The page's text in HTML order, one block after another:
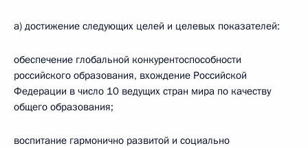
а) достижение следующих целей и целевых показателей:
обеспечение глобальной конкурентоспособности
российского образования, вхождение Российской
Федерации в число 10 ведущих стран мира по качеству
общего образования;
воспитание гармонично развитой и социально